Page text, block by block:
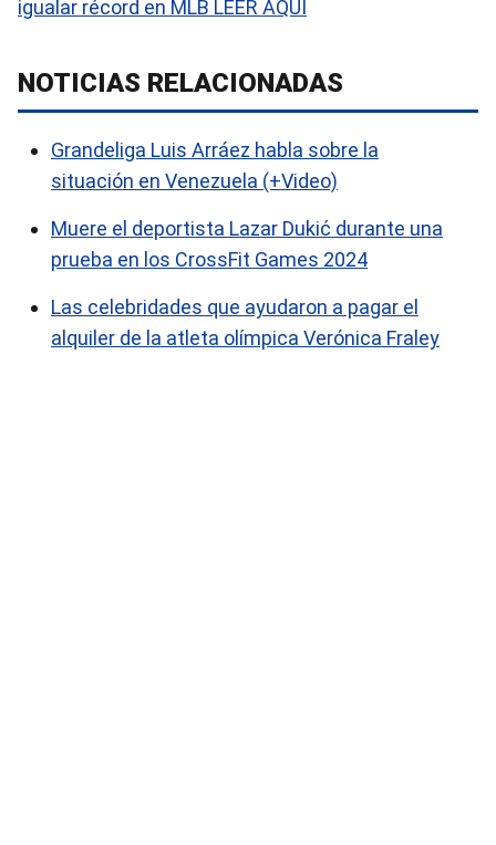
igualar récord en MLB LEER AQUI
NOTICIAS RELACIONADAS
Grandeliga Luis Arráez habla sobre la
situación en Venezuela (+Video)
Muere el deportista Lazar Dukić durante una
prueba en los CrossFit Games 2024
Las celebridades que ayudaron a pagar el
alquiler de la atleta olímpica Verónica Fraley